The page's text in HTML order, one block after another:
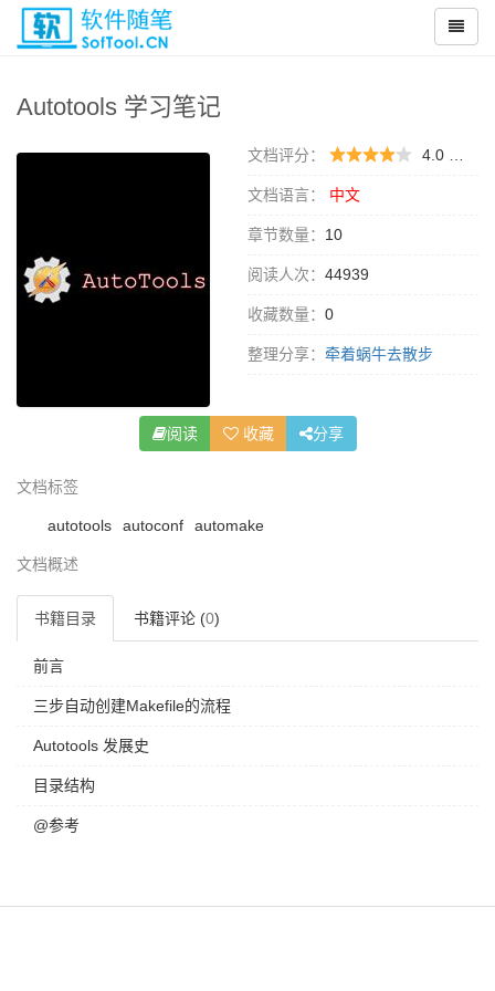
Autotools 学习笔记
文档评分： 4.0 （
文档语言： 中文
章节数量： 10
阅读人次： 44939
收藏数量： 0
整理分享： 牵着蜗牛去散步
阅读 收藏 分享
文档标签
autotools autoconf automake
文档概述
书籍目录 书籍评论 (0)
前言
三步自动创建Makefile的流程
Autotools 发展史
目录结构
@参考